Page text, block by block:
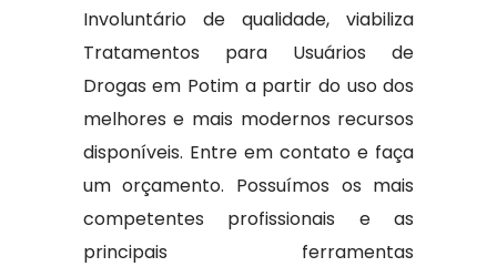
Involuntário de qualidade, viabiliza
Tratamentos para Usuários de
Drogas em Potim a partir do uso dos
melhores e mais modernos recursos
disponíveis. Entre em contato e faça
um orçamento. Possuímos os mais
competentes profissionais e as
principais ferramentas